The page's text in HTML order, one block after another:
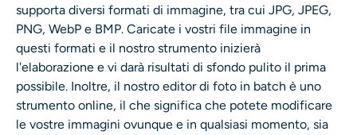
supporta diversi formati di immagine, tra cui JPG, JPEG,
PNG, WebP e BMP. Caricate i vostri file immagine in
questi formati e il nostro strumento inizierà
l'elaborazione e vi darà risultati di sfondo pulito il prima
possibile. Inoltre, il nostro editor di foto in batch è uno
strumento online, il che significa che potete modificare
le vostre immagini ovunque e in qualsiasi momento, sia